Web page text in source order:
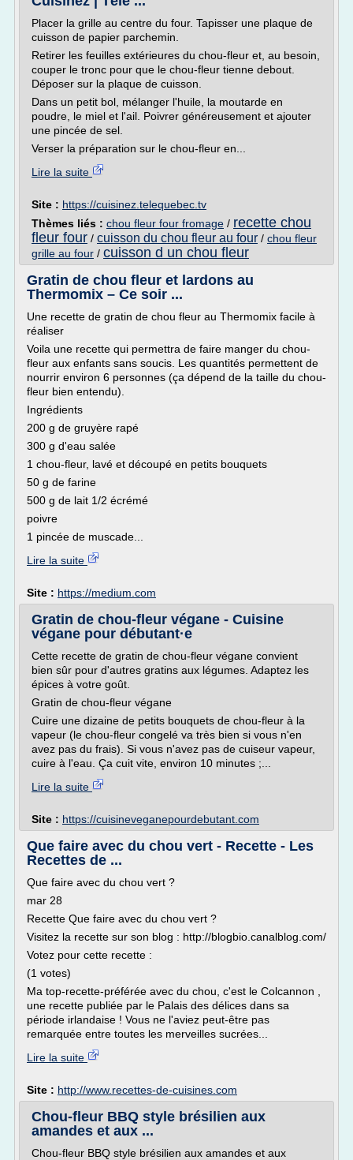
Placer la grille au centre du four. Tapisser une plaque de
cuisson de papier parchemin.
Retirer les feuilles extérieures du chou-fleur et, au besoin,
couper le tronc pour que le chou-fleur tienne debout.
Déposer sur la plaque de cuisson.
Dans un petit bol, mélanger l'huile, la moutarde en
poudre, le miel et l'ail. Poivrer généreusement et ajouter
une pincée de sel.
Verser la préparation sur le chou-fleur en...
Lire la suite
Site : https://cuisinez.telequebec.tv
Thèmes liés : chou fleur four fromage / recette chou
fleur four / cuisson du chou fleur au four / chou fleur
grille au four / cuisson d un chou fleur
Gratin de chou fleur et lardons au
Thermomix – Ce soir ...
Une recette de gratin de chou fleur au Thermomix facile à
réaliser
Voila une recette qui permettra de faire manger du chou-
fleur aux enfants sans soucis. Les quantités permettent de
nourrir environ 6 personnes (ça dépend de la taille du chou-
fleur bien entendu).
Ingrédients
200 g de gruyère rapé
300 g d'eau salée
1 chou-fleur, lavé et découpé en petits bouquets
50 g de farine
500 g de lait 1/2 écrémé
poivre
1 pincée de muscade...
Lire la suite
Site : https://medium.com
Gratin de chou-fleur végane - Cuisine
végane pour débutant·e
Cette recette de gratin de chou-fleur végane convient
bien sûr pour d'autres gratins aux légumes. Adaptez les
épices à votre goût.
Gratin de chou-fleur végane
Cuire une dizaine de petits bouquets de chou-fleur à la
vapeur (le chou-fleur congelé va très bien si vous n'en
avez pas du frais). Si vous n'avez pas de cuiseur vapeur,
cuire à l'eau. Ça cuit vite, environ 10 minutes ;...
Lire la suite
Site : https://cuisineveganepourdebutant.com
Que faire avec du chou vert - Recette - Les
Recettes de ...
Que faire avec du chou vert ?
mar 28
Recette Que faire avec du chou vert ?
Visitez la recette sur son blog : http://blogbio.canalblog.com/
Votez pour cette recette :
(1 votes)
Ma top-recette-préférée avec du chou, c'est le Colcannon ,
une recette publiée par le Palais des délices dans sa
période irlandaise ! Vous ne l'aviez peut-être pas
remarquée entre toutes les merveilles sucrées...
Lire la suite
Site : http://www.recettes-de-cuisines.com
Chou-fleur BBQ style brésilien aux
amandes et aux ...
Chou-fleur BBQ style brésilien aux amandes et aux